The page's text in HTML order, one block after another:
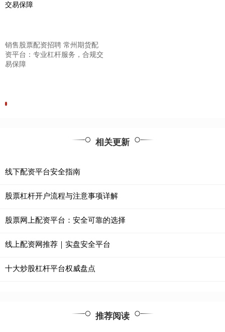
销售股票配资招聘 常州期货配
资平台：专业杠杆服务，合规交
易保障
相关更新
线下配资平台安全指南
股票杠杆开户流程与注意事项详解
股票网上配资平台：安全可靠的选择
线上配资网推荐｜实盘安全平台
十大炒股杠杆平台权威盘点
推荐阅读